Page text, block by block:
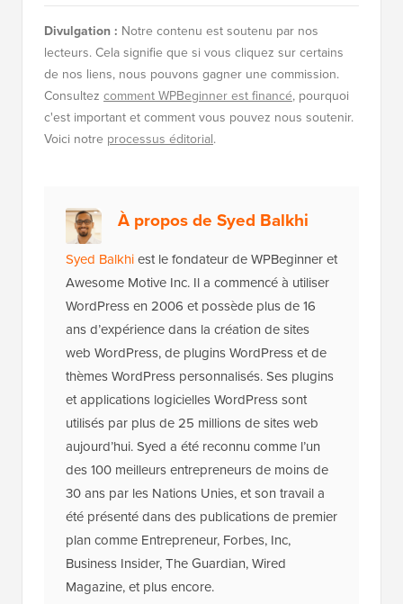
Divulgation : Notre contenu est soutenu par nos
lecteurs. Cela signifie que si vous cliquez sur certains
de nos liens, nous pouvons gagner une commission.
Consultez comment WPBeginner est financé, pourquoi
c'est important et comment vous pouvez nous soutenir.
Voici notre processus éditorial.
À propos de Syed Balkhi
Syed Balkhiest le fondateur de WPBeginner et
Awesome Motive Inc. Il a commencé à utiliser
WordPress en 2006 et possède plus de 16
ans d’expérience dans la création de sites
web WordPress, de plugins WordPress et de
thèmes WordPress personnalisés. Ses plugins
et applications logicielles WordPress sont
utilisés par plus de 25 millions de sites web
aujourd’hui. Syed a été reconnu comme l’un
des 100 meilleurs entrepreneurs de moins de
30 ans par les Nations Unies, et son travail a
été présenté dans des publications de premier
plan comme Entrepreneur, Forbes, Inc,
Business Insider, The Guardian, Wired
Magazine, et plus encore.